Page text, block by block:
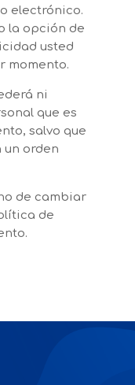
electrónico.
la opción de
usted
momento.
ni
que es
salvo que
un orden
de cambiar
de